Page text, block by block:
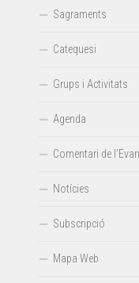
Sagraments
Catequesi
Grups i Activitats
Agenda
Comentari de
Notícies
Subscripció
Mapa Web